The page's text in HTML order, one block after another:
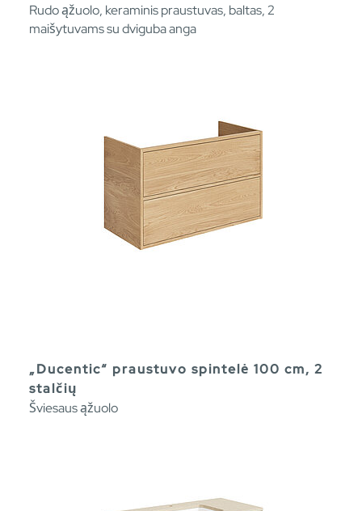
Rudo ąžuolo, keraminis praustuvas, baltas, 2
maišytuvams su dviguba anga
„Ducentic“ praustuvo spintelė 100 cm, 2
stalčių
Šviesaus ąžuolo